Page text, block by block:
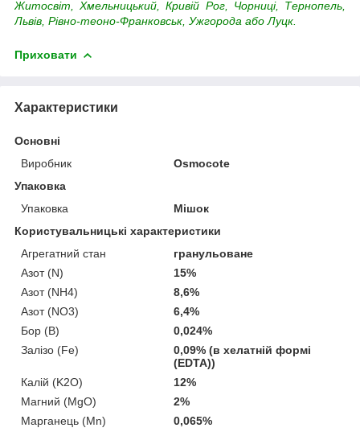
Житосвіт, Хмельницький, Кривій Рог, Чорниці, Тернопель,
Львів, Рівно-теоно-Франковськ, Ужгорода або Луцк.
Приховати
Характеристики
Основні
Виробник
Osmocote
Упаковка
Упаковка
Мішок
Користувальницькі характеристики
Агрегатний стан
гранульоване
Азот (N)
15%
Азот (NH4)
8,6%
Азот (NO3)
6,4%
Бор (В)
0,024%
Залізо (Fe)
0,09% (в хелатній формі
(EDTA))
Калій (K2O)
12%
Магний (MgO)
2%
Марганець (Mn)
0,065%